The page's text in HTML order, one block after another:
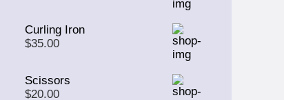
Curling Iron
$35.00
Scissors
$20.00